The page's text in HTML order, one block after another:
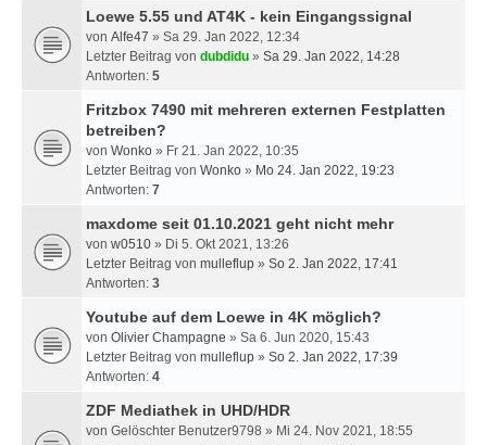
Loewe 5.55 und AT4K - kein Eingangssignal
von Alfe47 » Sa 29. Jan 2022, 12:34
Letzter Beitrag von dubdidu » Sa 29. Jan 2022, 14:28
Antworten: 5
Fritzbox 7490 mit mehreren externen Festplatten
betreiben?
von Wonko » Fr 21. Jan 2022, 10:35
Letzter Beitrag von Wonko » Mo 24. Jan 2022, 19:23
Antworten: 7
maxdome seit 01.10.2021 geht nicht mehr
von w0510 » Di 5. Okt 2021, 13:26
Letzter Beitrag von mulleflup » So 2. Jan 2022, 17:41
Antworten: 3
Youtube auf dem Loewe in 4K möglich?
von Olivier Champagne » Sa 6. Jun 2020, 15:43
Letzter Beitrag von mulleflup » So 2. Jan 2022, 17:39
Antworten: 4
ZDF Mediathek in UHD/HDR
von Gelöschter Benutzer9798 » Mi 24. Nov 2021, 18:55